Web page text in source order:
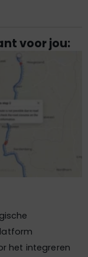
voor jou:
het integreren